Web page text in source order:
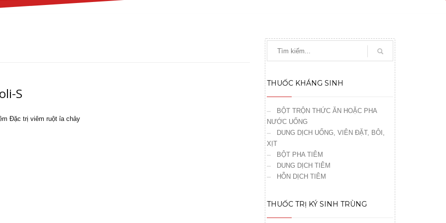
S
Đặc trị viêm ruột ỉa chảy
THUỐC KHÁNG SINH
BỘT TRỘN THỨC ĂN HOẶC PHA
NƯỚC UỐNG
DUNG DỊCH UỐNG, VIÊN ĐẶT, BÔI,
XỊT
BỘT PHA TIÊM
DUNG DỊCH TIÊM
HỖN DỊCH TIÊM
THUỐC TRỊ KÝ SINH TRÙNG